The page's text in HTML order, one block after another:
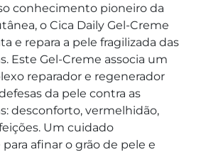
conhecimento pioneiro da
o Cica Daily Gel-Creme
e repara a pele fragilizada das
Este Gel-Creme associa um
reparador e regenerador
da pele contra as
desconforto, vermelhidão,
Um cuidado
afinar o grão de pele e